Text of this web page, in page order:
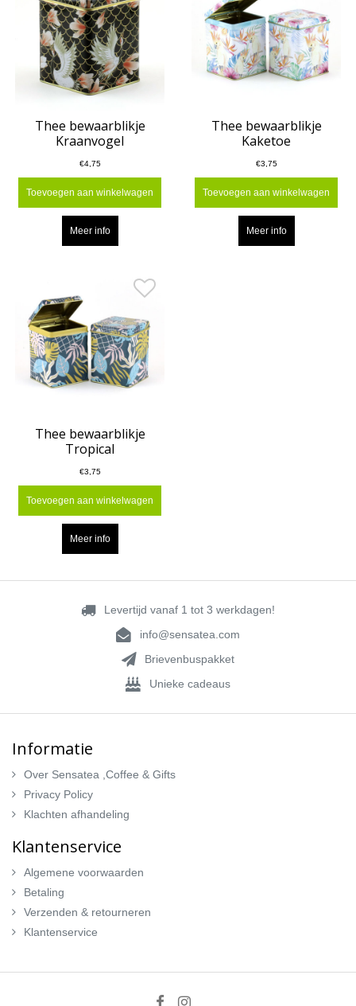
Thee bewaarblikje
Kraanvogel
€4,75
Toevoegen aan winkelwagen
Meer info
Thee bewaarblikje
Kaketoe
€3,75
Toevoegen aan winkelwagen
Meer info
Thee bewaarblikje
Tropical
€3,75
Toevoegen aan winkelwagen
Meer info
Levertijd vanaf 1 tot 3 werkdagen!
info@sensatea.com
Brievenbuspakket
Unieke cadeaus
Informatie
Over Sensatea ,Coffee & Gifts
Privacy Policy
Klachten afhandeling
Klantenservice
Algemene voorwaarden
Betaling
Verzenden & retourneren
Klantenservice